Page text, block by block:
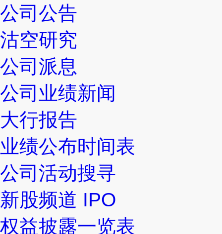
公司公告
沽空研究
公司派息
公司业绩新闻
大行报告
业绩公布时间表
公司活动搜寻
新股频道 IPO
权益披露一览表